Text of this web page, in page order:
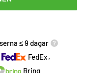
≤ 9 dagar
FedEx
Bring